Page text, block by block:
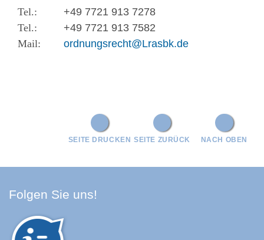
+49 7721 913 7278
+49 7721 913 7582
ordnungsrecht@Lrasbk.de
NACH OBEN
SEITE ZURÜCK
SEITE DRUCKEN
Folgen Sie uns!